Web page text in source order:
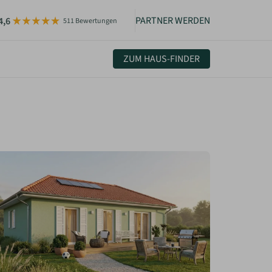
511 Bewertungen PARTNER WERDEN
ZUM HAUS-FINDER